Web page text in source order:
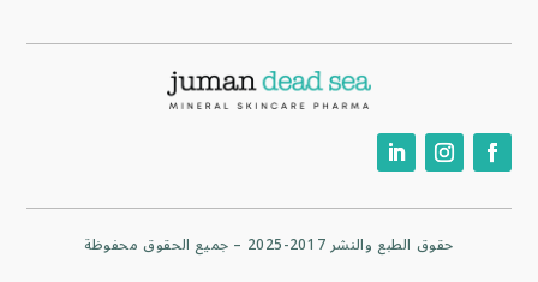
حقوق الطبع والنشر 2017-2025 – جميع الحقوق محفوظة